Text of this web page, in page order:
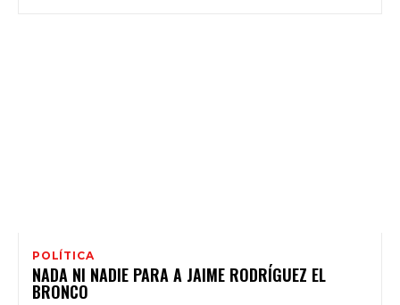
POLÍTICA
NADA NI NADIE PARA A JAIME RODRÍGUEZ EL
BRONCO